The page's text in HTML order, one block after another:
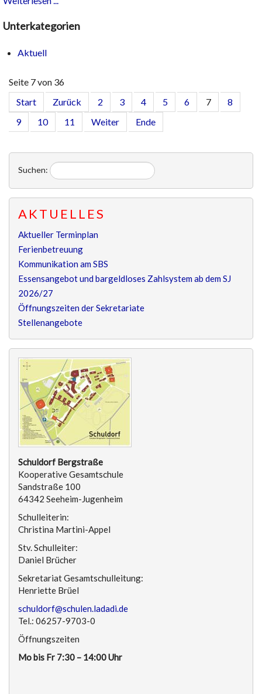
Unterkategorien
Aktuell
Seite 7 von 36
Start
Zurück 2 3 4 5 6 7
8
9
10 11 Weiter Ende
Suchen:
AKTUELLES
Aktueller Terminplan
Ferienbetreuung
Kommunikation am SBS
Essensangebot und bargeldloses Zahlsystem ab dem SJ
2026/27
Öffnungszeiten der Sekretariate
Stellenangebote
Schuldorf Bergstraße
Kooperative Gesamtschule
Sandstraße 100
64342 Seeheim-Jugenheim
Schulleiterin:
Christina Martini-Appel
Stv. Schulleiter:
Daniel Brücher
Sekretariat Gesamtschulleitung:
Henriette Brüel
schuldorf@schulen.ladadi.de
Tel.: 06257-9703-0
Öffnungszeiten
Mo bis Fr 7:30 – 14:00 Uhr